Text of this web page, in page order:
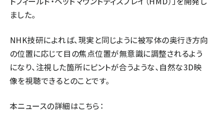
ました。
NHK技研によれば、現実と同じように被写体の奥行き方向
の位置に応じて目の焦点位置が無意識に調整されるよう
になり、注視した箇所にピントが合うような、自然な3D映
像を視聴できるとのことです。
本ニュースの詳細はこちら：